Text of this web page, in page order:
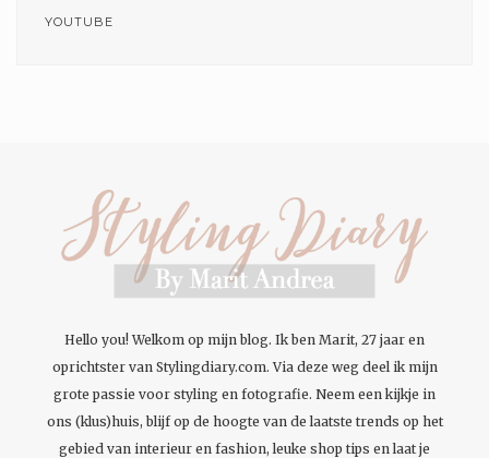
YOUTUBE
Hello you! Welkom op mijn blog. Ik ben Marit, 27 jaar en
oprichtster van Stylingdiary.com. Via deze weg deel ik mijn
grote passie voor styling en fotografie. Neem een kijkje in
ons (klus)huis, blijf op de hoogte van de laatste trends op het
gebied van interieur en fashion, leuke shop tips en laat je